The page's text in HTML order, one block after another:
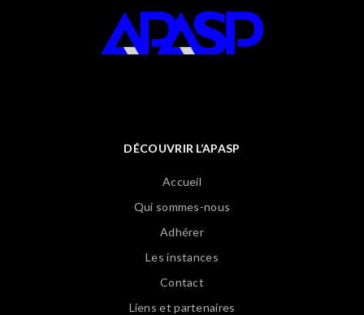
DÉCOUVRIR L’APASP
Accueil
Qui sommes-nous
Adhérer
Les instances
Contact
Liens et partenaires